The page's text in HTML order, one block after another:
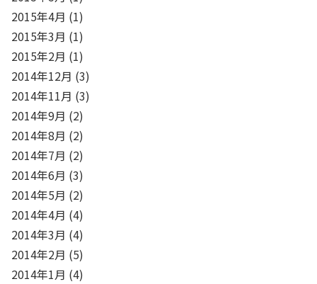
2015年4月 (1)
2015年3月 (1)
2015年2月 (1)
2014年12月 (3)
2014年11月 (3)
2014年9月 (2)
2014年8月 (2)
2014年7月 (2)
2014年6月 (3)
2014年5月 (2)
2014年4月 (4)
2014年3月 (4)
2014年2月 (5)
2014年1月 (4)